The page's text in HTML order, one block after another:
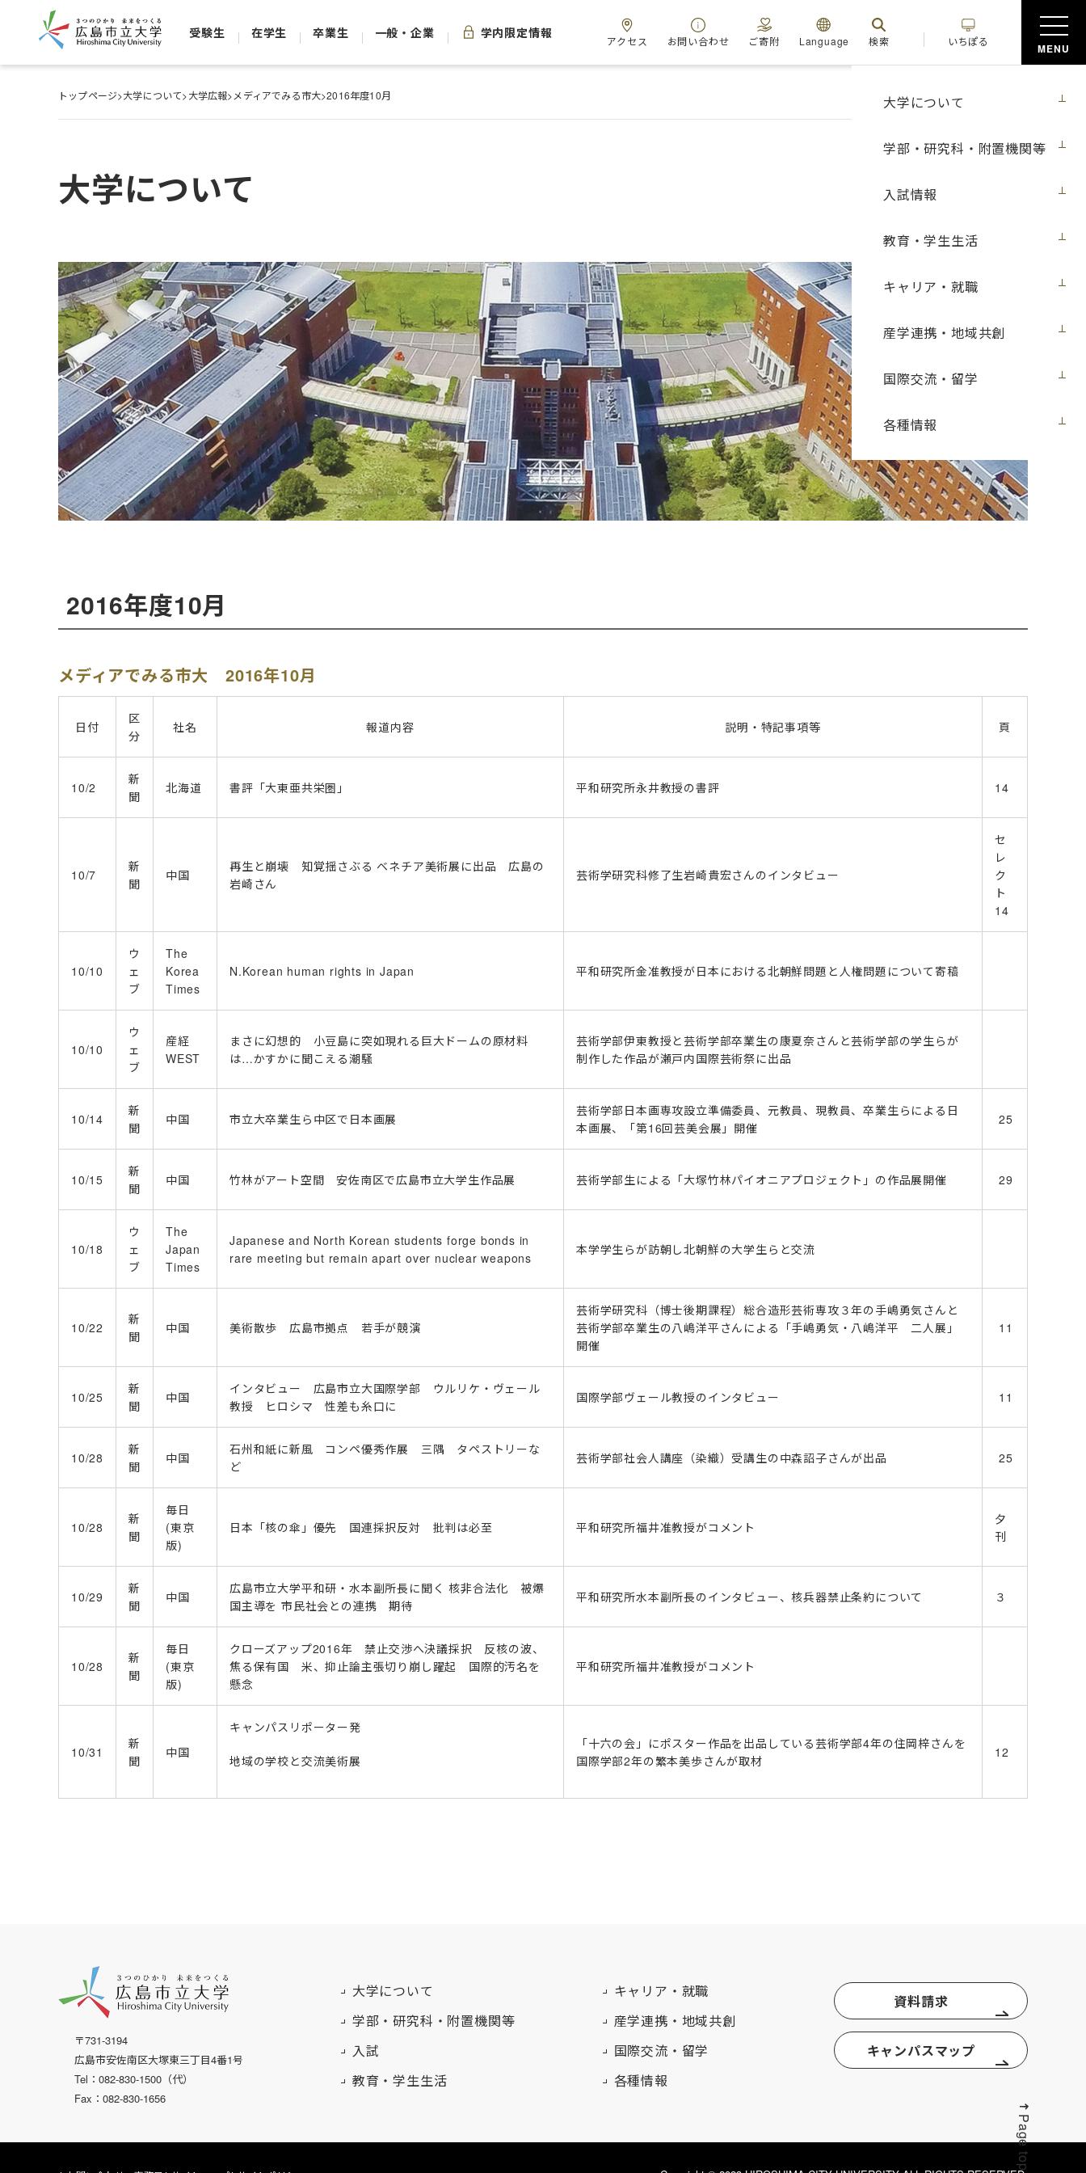
大学について
学部・研究科・附置機関等
入試情報
教育・学生生活
キャリア・就職
産学連携・地域共創
国際交流・留学
各種情報
受験生 在学生 卒業生 一般・企業 学内限定情報
アクセス お問い合わせ ご寄附 Language 検索 いちぽる
MENU
トップページ>大学について>大学広報> メディアでみる市大>2016年度10月
大学について
2016年度10月
メディアでみる市大 2016年10月
日付
区
分
社名 報道内容 説明・特記事項等 頁
10/2
新
聞
北海道 書評「大東亜共栄圏」 平和研究所永井教授の書評 14
10/7
新
聞
中国
再生と崩壊 知覚揺さぶる ベネチア美術展に出品 広島の
岩崎さん
芸術学研究科修了生岩崎貴宏さんのインタビュー
セ
レ
ク
ト
14
10/10
ウ
ェ
ブ
The
Korea
Times
N.Korean human rights in Japan 平和研究所金准教授が日本における北朝鮮問題と人権問題について寄稿
10/10
ウ
ェ
ブ
産経
WEST
まさに幻想的 小豆島に突如現れる巨大ドームの原材料
は…かすかに聞こえる潮騒
芸術学部伊東教授と芸術学部卒業生の康夏奈さんと芸術学部の学生らが
制作した作品が瀬戸内国際芸術祭に出品
10/14
新
聞
中国 市立大卒業生ら中区で日本画展
芸術学部日本画専攻設立準備委員、元教員、現教員、卒業生らによる日
本画展、「第16回芸美会展」開催
25
10/15
新
聞
中国 竹林がアート空間 安佐南区で広島市立大学生作品展 芸術学部生による「大塚竹林パイオニアプロジェクト」の作品展開催 29
10/18
ウ
ェ
ブ
The
Japan
Times
Japanese and North Korean students forge bonds in
rare meeting but remain apart over nuclear weapons
本学学生らが訪朝し北朝鮮の大学生らと交流
10/22
新
聞
中国 美術散歩 広島市拠点 若手が競演
芸術学研究科（博士後期課程）総合造形芸術専攻３年の手嶋勇気さんと
芸術学部卒業生の八嶋洋平さんによる「手嶋勇気・八嶋洋平 二人展」
開催
11
10/25
新
聞
中国
インタビュー 広島市立大国際学部 ウルリケ・ヴェール
教授 ヒロシマ 性差も糸口に
国際学部ヴェール教授のインタビュー 11
10/28
新
聞
中国
石州和紙に新風 コンペ優秀作展 三隅 タペストリーな
ど
芸術学部社会人講座（染織）受講生の中森詔子さんが出品 25
10/28
新
聞
毎日
(東京
版)
日本「核の傘」優先 国連採択反対 批判は必至 平和研究所福井准教授がコメント
夕
刊
10/29
新
聞
中国
広島市立大学平和研・水本副所長に聞く 核非合法化 被爆
国主導を 市民社会との連携 期待
平和研究所水本副所長のインタビュー、核兵器禁止条約について ３
10/28
新
聞
毎日
(東京
版)
クローズアップ2016年 禁止交渉へ決議採択 反核の波、
焦る保有国 米、抑止論主張切り崩し躍起 国際的汚名を
懸念
平和研究所福井准教授がコメント
10/31
新
聞
中国
キャンパスリポーター発
地域の学校と交流美術展
「十六の会」にポスター作品を出品している芸術学部4年の住岡梓さんを
国際学部2年の繁本美歩さんが取材
12
〒731-3194
広島市安佐南区大塚東三丁目4番1号
Tel：082-830-1500（代）
Fax：082-830-1656
大学について
学部・研究科・附置機関等
入試
教育・学生生活
キャリア・就職
産学連携・地域共創
国際交流・留学
各種情報
資料請求
キャンパスマップ
Page top